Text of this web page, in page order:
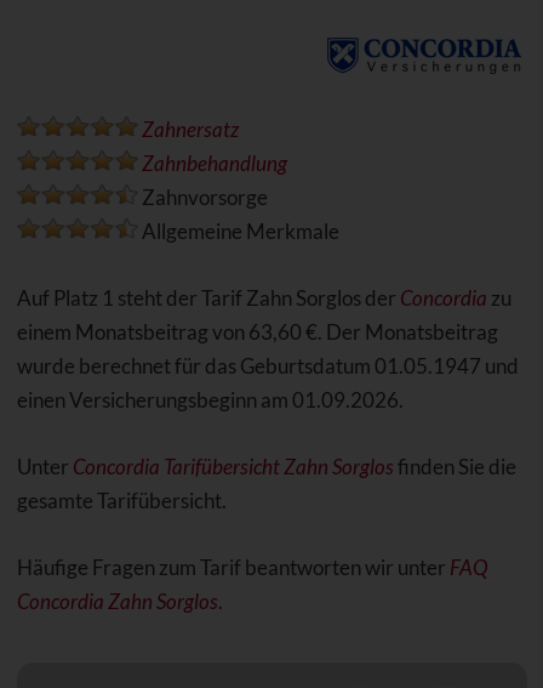
Zahnersatz
Zahnbehandlung
Zahnvorsorge
Allgemeine Merkmale
Auf Platz 1 steht der Tarif Zahn Sorglos der Concordia zu
einem Monatsbeitrag von 63,60 €. Der Monatsbeitrag
wurde berechnet für das Geburtsdatum 01.05.1947 und
einen Versicherungsbeginn am 01.09.2026.
Unter Concordia Tarifübersicht Zahn Sorglosfinden Sie die
gesamte Tarifübersicht.
Häufige Fragen zum Tarif beantworten wir unter FAQ
Concordia Zahn Sorglos.